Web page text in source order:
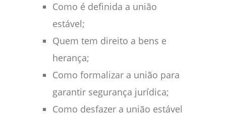
Como é definida a união
estável;
Quem tem direito a bens e
herança;
Como formalizar a união para
garantir segurança jurídica;
Como desfazer a união estável